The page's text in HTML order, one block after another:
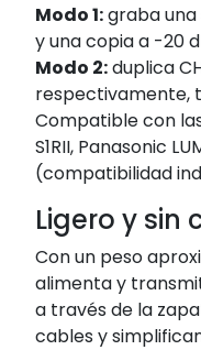
Modo 1:graba una
y una copia a -20
Modo 2:duplica
respectivamente,
Compatible con
S1RII, Panasonic
(compatibilidad
Ligero y sin
Con un peso
alimenta y
a través de la
cables y